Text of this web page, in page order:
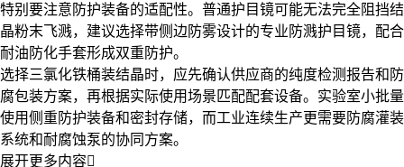
特别要注意防护装备的适配性。普通护目镜可能无法完全阻挡结
晶粉末飞溅，建议选择带侧边防雾设计的专业防溅护目镜，配合
耐油防化手套形成双重防护。
选择三氯化铁桶装结晶时，应先确认供应商的纯度检测报告和防
腐包装方案，再根据实际使用场景匹配配套设备。实验室小批量
使用侧重防护装备和密封存储，而工业连续生产更需要防腐灌装
系统和耐腐蚀泵的协同方案。
展开更多内容